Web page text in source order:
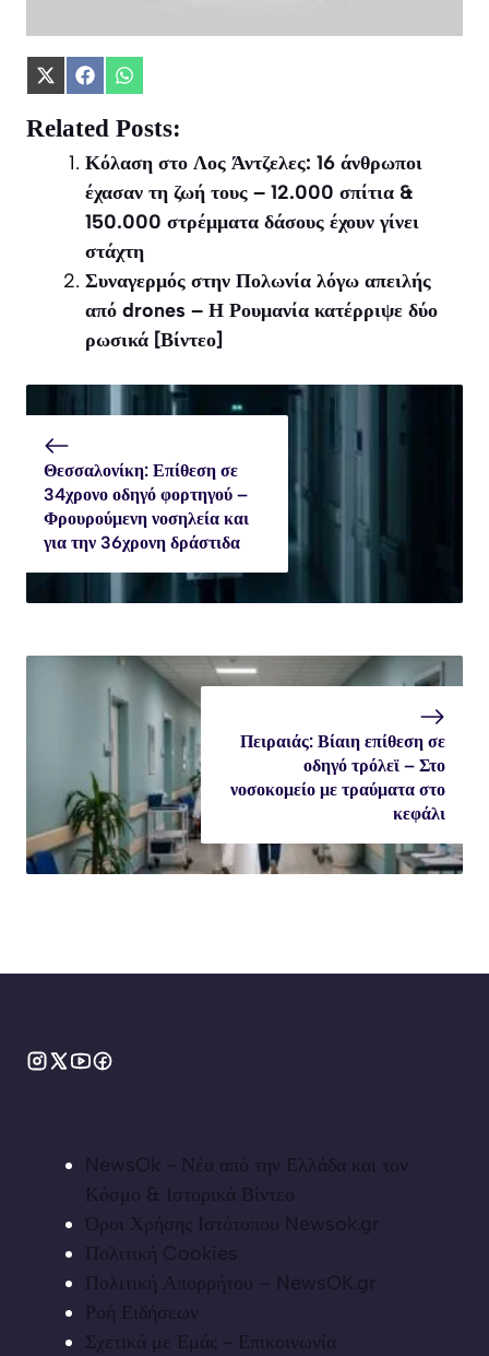
Share
X
(Twitter)
Share
Facebook
Share
WhatsApp
Related Posts:
Κόλαση στο Λος Άντζελες: 16 άνθρωποι
έχασαν τη ζωή τους – 12.000 σπίτια &
150.000 στρέμματα δάσους έχουν γίνει
στάχτη
Συναγερμός στην Πολωνία λόγω απειλής
από drones – Η Ρουμανία κατέρριψε δύο
ρωσικά [Βίντεο]
Θεσσαλονίκη: Επίθεση σε
34χρονο οδηγό φορτηγού –
Φρουρούμενη νοσηλεία και
για την 36χρονη δράστιδα
Πειραιάς: Βίαιη επίθεση σε
οδηγό τρόλεϊ – Στο
νοσοκομείο με τραύματα στο
κεφάλι
NewsOk - Νέα από την Ελλάδα και τον
Κόσμο & Ιστορικά Βίντεο
Όροι Χρήσης Ιστότοπου Newsok.gr
Πολιτική Cookies
Πολιτική Απορρήτου – NewsOK.gr
Ροή Ειδήσεων
Σχετικά με Εμάς - Επικοινωνία